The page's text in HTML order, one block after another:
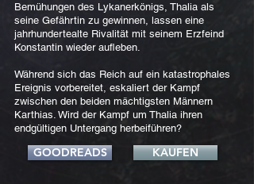
Bemühungen des Lykanerkönigs, Thalia als
seine Gefährtin zu gewinnen, lassen eine
jahrhundertealte Rivalität mit seinem Erzfeind
Konstantin wieder aufleben.
Während sich das Reich auf ein katastrophales
Ereignis vorbereitet, eskaliert der Kampf
zwischen den beiden mächtigsten Männern
Karthias. Wird der Kampf um Thalia ihren
endgültigen Untergang herbeiführen?
GOODREADS KAUFEN